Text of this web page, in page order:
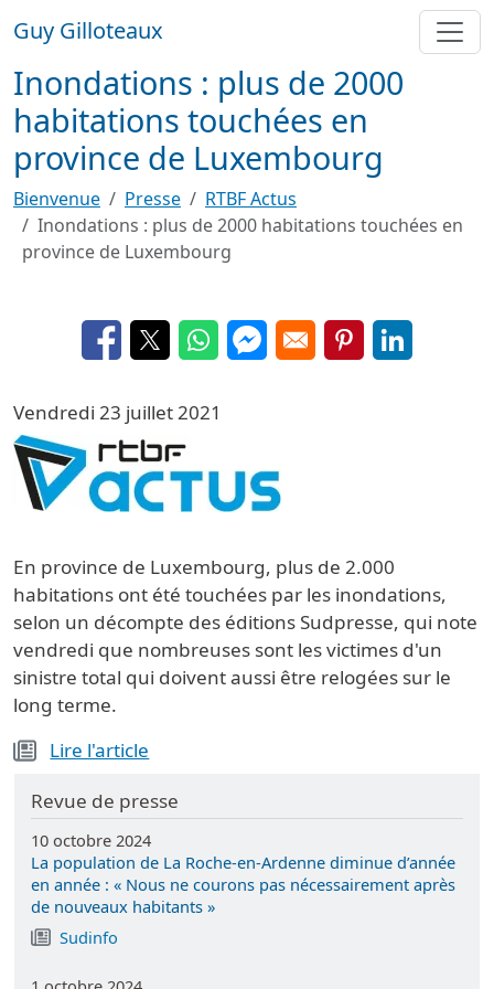
Guy Gilloteaux
Inondations : plus de 2000
habitations touchées en
province de Luxembourg
Bienvenue Presse
RTBF Actus
Inondations : plus de 2000 habitations touchées en
province de Luxembourg
Opens in a new window
Opens in a new window
Opens in a new window
Opens in a new window
Opens in a new
Opens in a
Vendredi 23 juillet 2021
Image
En province de Luxembourg, plus de 2.000
habitations ont été touchées par les inondations,
selon un décompte des éditions Sudpresse, qui note
vendredi que nombreuses sont les victimes d'un
sinistre total qui doivent aussi être relogées sur le
long terme.
Lire l'article
Revue de presse
10 octobre 2024
La population de La Roche-en-Ardenne diminue d’année
en année : « Nous ne courons pas nécessairement après
de nouveaux habitants »
Sudinfo